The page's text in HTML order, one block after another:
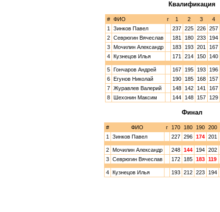
Квалификация
# ФИО г 1 2 3
4
1
Зинков Павел 237 225 226
257
2
Севрюгин Вячеслав 181 180 233
194
3
Мочилин Александр 183 193 201
167
4
Кузнецов Илья 171 214 150 140
5 Гончаров Андрей 167 195 193
196
6
Егунов Николай 190 185 168
157
7
Журавлев Валерий 148 142 141
167
8
Шехонин Максим 144 148 157 129
Финал
# ФИО г 170 180 190
200
1
Зинков Павел 227 296 174 201
2 Мочилин Александр 248 144 194
202
3
Севрюгин Вячеслав 172 185 183 119
4 Кузнецов Илья 193 212 223 194